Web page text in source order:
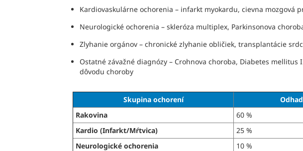
Kardiovaskulárne ochorenia – infarkt myokardu, cievna mozgová
Neurologické ochorenia – skleróza multiplex, Parkinsonova
Zlyhanie orgánov – chronické zlyhanie obličiek, transplantácie
Ostatné závažné diagnózy – Crohnova choroba, Diabetes
dôvodu choroby
Skupina ochorení
Rakovina
60 %
Kardio (Infarkt/Mŕtvica)
25 %
Neurologické ochorenia
10 %